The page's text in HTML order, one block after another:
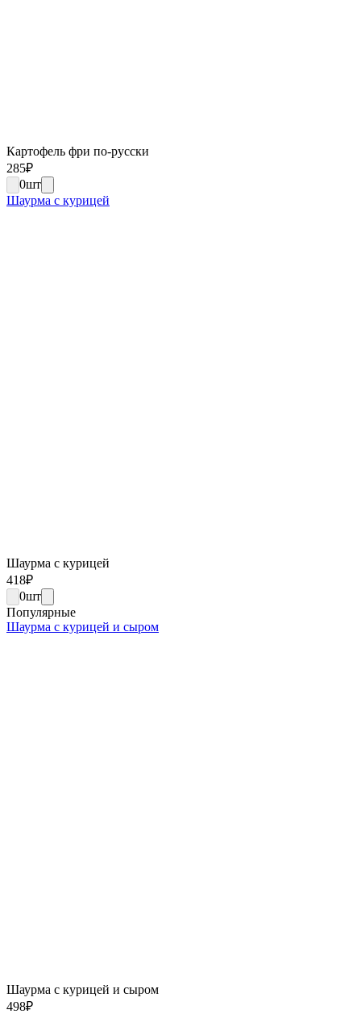
Картофель фри по-русски
285₽
0шт
Шаурма с курицей
Шаурма с курицей
418₽
0шт
Популярные
Шаурма с курицей и сыром
Шаурма с курицей и сыром
498₽